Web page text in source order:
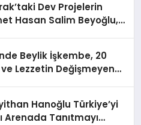
Dev Projelerin
Hasan Salim Beyoğlu,
Beylik İşkembe, 20
ve Lezzetin Değişmeyen
Hanoğlu Türkiye’yi
Arenada Tanıtmayı